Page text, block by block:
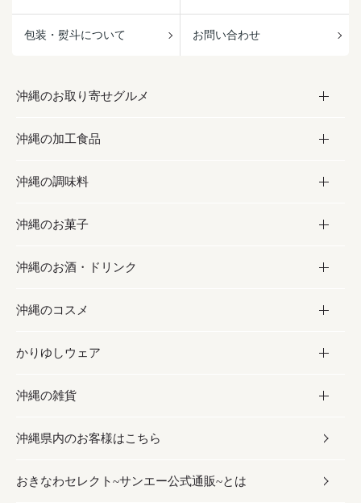
包装・熨斗について お問い合わせ
沖縄のお取り寄せグルメ
お取り寄せグルメ
フルーツ・野菜
お肉
海産物
沖縄の加工食品
加工食品
缶詰／パウチ
沖縄料理
沖縄そば／乾麺
レトルト食品
乾物／粉類
沖縄の調味料
調味料
砂糖／黒砂糖
塩
お酢／ドレッシング
しょうゆ
みそ
だし／スパイス／島唐辛子
沖縄のお菓子
お菓子
黒糖
ちんすこう
伝統菓子
スナック
おつまみ
沖縄のお酒・ドリンク
お酒・ドリンク
泡盛
ビール・チューハイ
ワイン・ウィスキー・カクテル
ドリンク
沖縄のコスメ
コスメ
スキンケア
ボディケア
ヘアケア
かりゆしウェア
かりゆしウェア
メンズ
レディース
沖縄の雑貨
雑貨
沖縄ファッション
沖縄県内のお客様はこちら
おきなわセレクト~サンエー公式通販~とは